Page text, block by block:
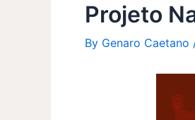
Projeto
By Genaro Caetano